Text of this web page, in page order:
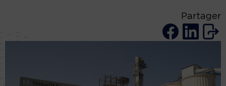
Partager